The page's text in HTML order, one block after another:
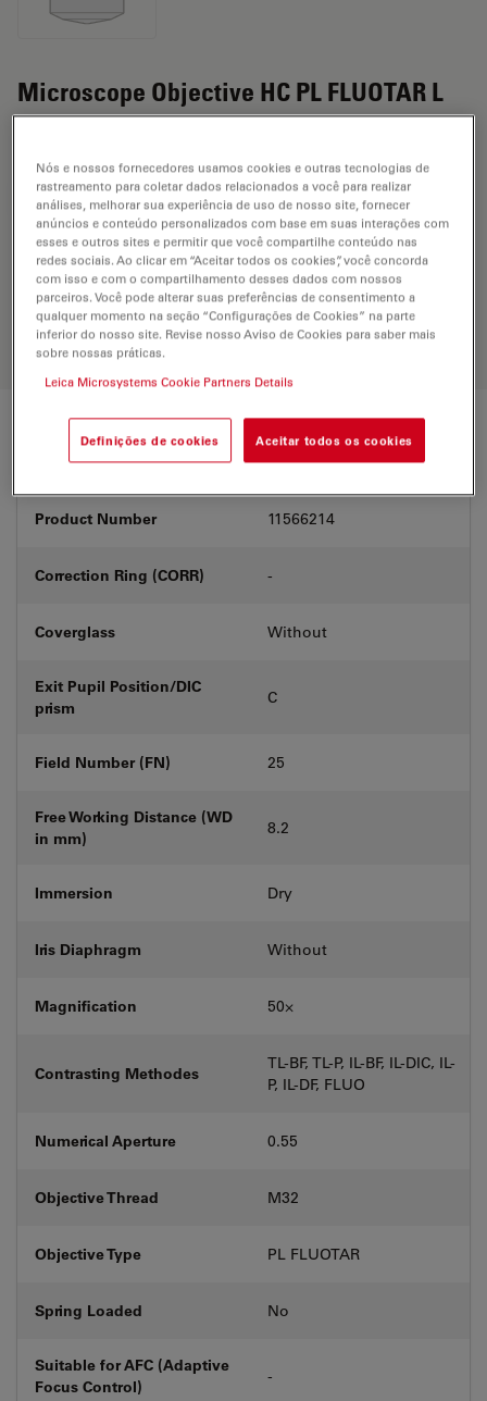
Microscope Objective HC PL FLUOTAR L
50x/0.55 BD
SOLICITAÇÃO DE ORÇAMENTO
Discover the perfect solution. Explore
ourObjective Finder, compare
alternatives, and find the best fit for
your needs.
Technical Specs
Product Number 11566214
Correction Ring (CORR) -
Coverglass Without
Exit Pupil Position/DIC
prism
C
Field Number (FN) 25
Free Working Distance (WD
in mm)
8.2
Immersion Dry
Iris Diaphragm Without
Magnification 50⨉
Contrasting Methodes
TL-BF, TL-P, IL-BF, IL-DIC, IL-
P, IL-DF, FLUO
Numerical Aperture 0.55
Objective Thread M32
Objective Type PL FLUOTAR
Spring Loaded No
Suitable for AFC (Adaptive
Focus Control)
-
Nós e nossos fornecedores usamos cookies e outras tecnologias de
rastreamento para coletar dados relacionados a você para realizar
análises, melhorar sua experiência de uso de nosso site, fornecer
anúncios e conteúdo personalizados com base em suas interações com
esses e outros sites e permitir que você compartilhe conteúdo nas
redes sociais. Ao clicar em “Aceitar todos os cookies”, você concorda
com isso e com o compartilhamento desses dados com nossos
parceiros. Você pode alterar suas preferências de consentimento a
qualquer momento na seção “Configurações de Cookies” na parte
inferior do nosso site. Revise nosso Aviso de Cookies para saber mais
sobre nossas práticas.
Leica Microsystems Cookie Partners Details
Definições de cookies Aceitar todos os cookies